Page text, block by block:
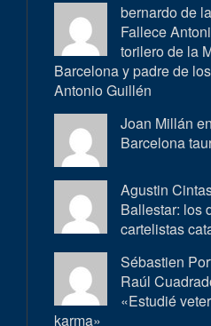
bernardo de
Fallece
torilero de la
Barcelona y padre de
Antonio Guillén
Joan Millán en
Barcelona
Agustin
Ballestar: los
cartelistas
Sébastien
Raúl
«Estudié
karma»